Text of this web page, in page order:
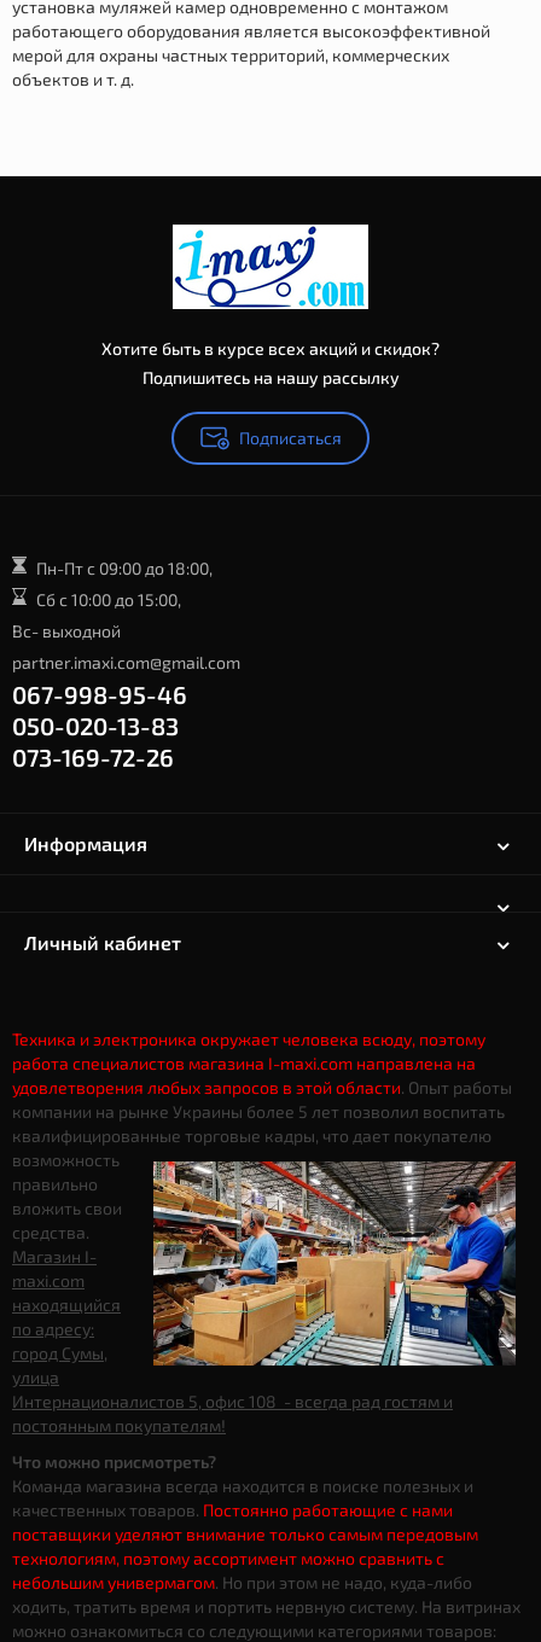
установка муляжей камер одновременно с монтажом
работающего оборудования является высокоэффективной
мерой для охраны частных территорий, коммерческих
объектов и т. д.
Хотите быть в курсе всех акций и скидок?
Подпишитесь на нашу рассылку
Подписаться
Пн-Пт с 09:00 до 18:00,
Сб с 10:00 до 15:00,
Вс- выходной
partner.imaxi.com@gmail.com
067-998-95-46
050-020-13-83
073-169-72-26
Информация
Личный кабинет
Техника и электроника окружает человека всюду, поэтому
работа специалистов магазина I-maxi.com направлена на
удовлетворения любых запросов в этой области. Опыт работы
компании на рынке Украины более 5 лет позволил воспитать
квалифицированные торговые кадры, что дает покупателю
возможность
правильно
вложить свои
средства.
Магазин I-
maxi.com
находящийся
по адресу:
город Сумы,
улица
Интернационалистов 5, офис 108 - всегда рад гостям и
постоянным покупателям!
Что можно присмотреть?
Команда магазина всегда находится в поиске полезных и
качественных товаров. Постоянно работающие с нами
поставщики уделяют внимание только самым передовым
технологиям, поэтому ассортимент можно сравнить с
небольшим универмагом. Но при этом не надо, куда-либо
ходить, тратить время и портить нервную систему. На витринах
можно ознакомиться со следующими категориями товаров: